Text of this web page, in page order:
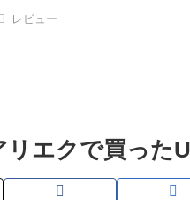
レビュー
エクで買った